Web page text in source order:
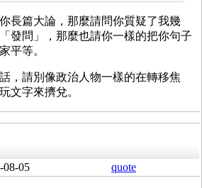
長篇大論，那麼請問你質疑了我幾
發問」，那麼也請你一樣的把你句子
平等。
，請別像政治人物一樣的在轉移焦
文字來擠兌。
08-05 quote